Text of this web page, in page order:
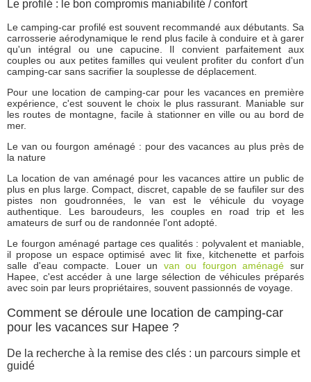
Le profilé : le bon compromis maniabilité / confort
Le camping-car profilé est souvent recommandé aux débutants. Sa
carrosserie aérodynamique le rend plus facile à conduire et à garer
qu'un intégral ou une capucine. Il convient parfaitement aux
couples ou aux petites familles qui veulent profiter du confort d'un
camping-car sans sacrifier la souplesse de déplacement.
Pour une location de camping-car pour les vacances en première
expérience, c'est souvent le choix le plus rassurant. Maniable sur
les routes de montagne, facile à stationner en ville ou au bord de
mer.
Le van ou fourgon aménagé : pour des vacances au plus près de
la nature
La location de van aménagé pour les vacances attire un public de
plus en plus large. Compact, discret, capable de se faufiler sur des
pistes non goudronnées, le van est le véhicule du voyage
authentique. Les baroudeurs, les couples en road trip et les
amateurs de surf ou de randonnée l'ont adopté.
Le fourgon aménagé partage ces qualités : polyvalent et maniable,
il propose un espace optimisé avec lit fixe, kitchenette et parfois
salle d'eau compacte. Louer un van ou fourgon aménagé sur
Hapee, c'est accéder à une large sélection de véhicules préparés
avec soin par leurs propriétaires, souvent passionnés de voyage.
Comment se déroule une location de camping-car
pour les vacances sur Hapee ?
De la recherche à la remise des clés : un parcours simple et
guidé